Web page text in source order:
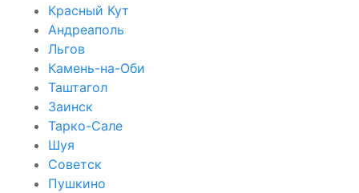
Красный Кут
Андреаполь
Льгов
Камень-на-Оби
Таштагол
Заинск
Тарко-Сале
Шуя
Советск
Пушкино